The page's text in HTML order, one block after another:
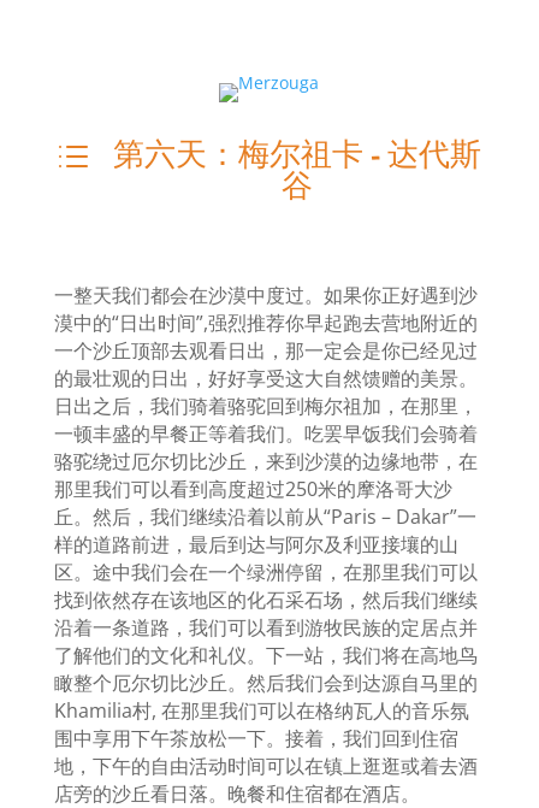
d
第六天：梅尔祖卡 - 达代斯
谷
一整天我们都会在沙漠中度过。如果你正好遇到沙
漠中的“日出时间”,强烈推荐你早起跑去营地附近的
一个沙丘顶部去观看日出，那一定会是你已经见过
的最壮观的日出，好好享受这大自然馈赠的美景。
日出之后，我们骑着骆驼回到梅尔祖加，在那里，
一顿丰盛的早餐正等着我们。吃罢早饭我们会骑着
骆驼绕过厄尔切比沙丘，来到沙漠的边缘地带，在
那里我们可以看到高度超过250米的摩洛哥大沙
丘。然后，我们继续沿着以前从“Paris – Dakar”一
样的道路前进，最后到达与阿尔及利亚接壤的山
区。途中我们会在一个绿洲停留，在那里我们可以
找到依然存在该地区的化石采石场，然后我们继续
沿着一条道路，我们可以看到游牧民族的定居点并
了解他们的文化和礼仪。下一站，我们将在高地鸟
瞰整个厄尔切比沙丘。然后我们会到达源自马里的
Khamilia村, 在那里我们可以在格纳瓦人的音乐氛
围中享用下午茶放松一下。接着，我们回到住宿
地，下午的自由活动时间可以在镇上逛逛或着去酒
店旁的沙丘看日落。晚餐和住宿都在酒店。